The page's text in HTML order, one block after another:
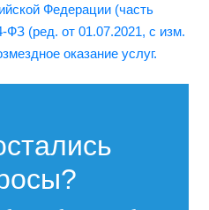
Федерации (часть
ФЗ (ред. от 01.07.2021, с изм.
оказание услуг.